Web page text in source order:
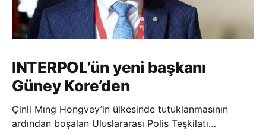
INTERPOL’ün yeni başkanı
Güney Kore’den
Çinli Mıng Hongvey’in ülkesinde tutuklanmasının
ardından boşalan Uluslararası Polis Teşkilatı